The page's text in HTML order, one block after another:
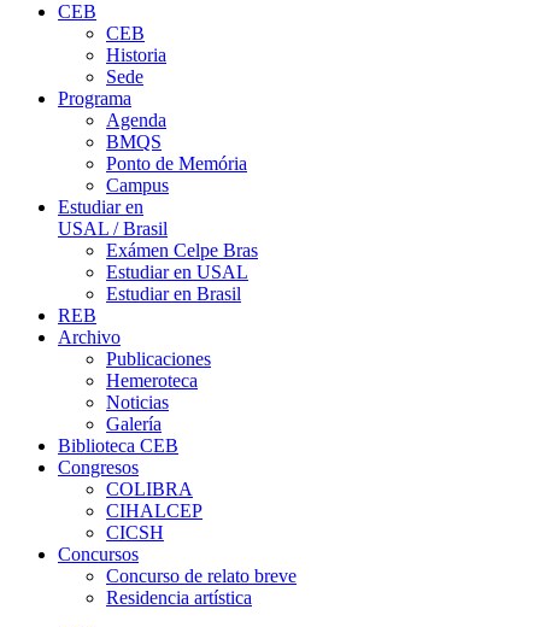
CEB
CEB
Historia
Sede
Programa
Agenda
BMQS
Ponto de Memória
Campus
Estudiar en
USAL / Brasil
Exámen Celpe Bras
Estudiar en USAL
Estudiar en Brasil
REB
Archivo
Publicaciones
Hemeroteca
Noticias
Galería
Biblioteca CEB
Congresos
COLIBRA
CIHALCEP
CICSH
Concursos
Concurso de relato breve
Residencia artística